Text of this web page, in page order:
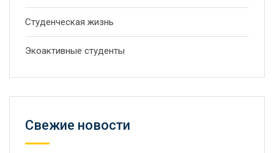
Студенческая жизнь
Экоактивные студенты
Свежие новости